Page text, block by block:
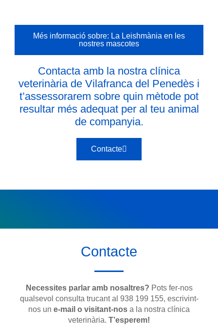
Més informació sobre: La Leishmània en les
nostres mascotes
Contacta amb la nostra clínica
veterinària de Vilafranca del Penedès i
t’assessorarem sobre quin mètode pot
resultar més adequat per al teu animal
de companyia.
Contacte
Contacte
Necessites parlar amb nosaltres? Pots fer-nos
qualsevol consulta trucant al 938 199 155, escrivint-
nos un e-mail o visitant-nos a la nostra clínica
veterinària. T’esperem!